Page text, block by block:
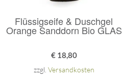
Flüssigseife & Duschgel
Orange Sanddorn Bio GLAS
€18,80
zzgl. Versandkosten